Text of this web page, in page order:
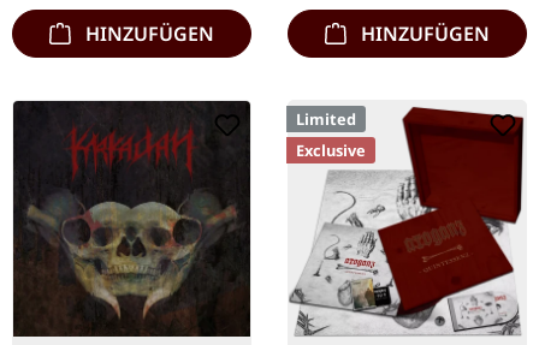
HINZUFÜGEN HINZUFÜGEN
Limited
Exclusive